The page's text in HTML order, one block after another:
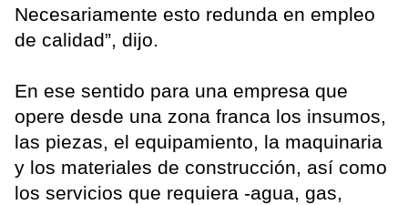
Necesariamente esto redunda en empleo
de calidad”, dijo.
En ese sentido para una empresa que
opere desde una zona franca los insumos,
las piezas, el equipamiento, la maquinaria
y los materiales de construcción, así como
los servicios que requiera -agua, gas,